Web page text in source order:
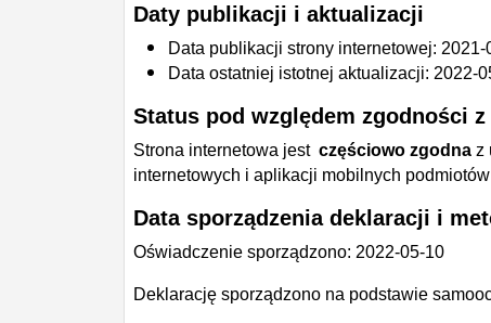
Daty publikacji i aktualizacji
Data publikacji strony internetowej: 2021-
Data ostatniej istotnej aktualizacji: 2022-
Status pod względem zgodności
Strona internetowa jest częściowo zgodna z
internetowych i aplikacji mobilnych
Data sporządzenia deklaracji i
Oświadczenie sporządzono: 2022-05-10
Deklarację sporządzono na podstawie